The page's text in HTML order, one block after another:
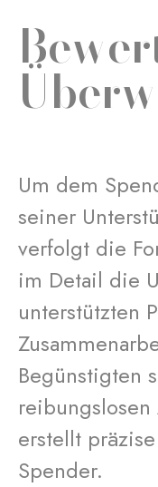
Um dem
seiner
verfolgt die
im Detail die
unterstützten
Begünstigten
erstellt
Spender.